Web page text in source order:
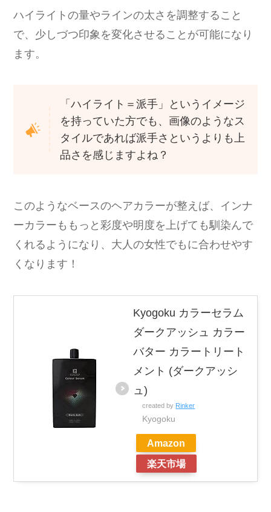
ハイライトの量やラインの太さを調整すること
で、少しづつ印象を変化させることが可能になり
ます。
「ハイライト＝派手」というイメージ
を持っていた方でも、画像のようなス
タイルであれば派手さというよりも上
品さを感じますよね？
このようなベースのヘアカラーが整えば、インナ
ーカラーももっと彩度や明度を上げても馴染んで
くれるようになり、大人の女性でもに合わせやす
くなります！
Kyogoku カラーセラム
ダークアッシュ カラー
バター カラートリート
メント (ダークアッシ
ュ)
created by Rinker
Kyogoku
Amazon
楽天市場